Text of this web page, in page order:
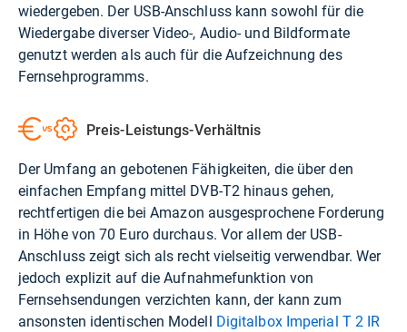
wiedergeben. Der USB-Anschluss kann sowohl für die
Wiedergabe diverser Video-, Audio- und Bildformate
genutzt werden als auch für die Aufzeichnung des
Fernsehprogramms.
Preis-Leistungs-Verhältnis
Der Umfang an gebotenen Fähigkeiten, die über den
einfachen Empfang mittel DVB-T2 hinaus gehen,
rechtfertigen die beiAmazon ausgesprochene Forderung
in Höhe von 70 Euro durchaus. Vor allem der USB-
Anschluss zeigt sich als recht vielseitig verwendbar. Wer
jedoch explizit auf die Aufnahmefunktion von
Fernsehsendungen verzichten kann, der kann zum
ansonsten identischen Modell Digitalbox Imperial T 2 IR